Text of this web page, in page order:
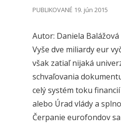
PUBLIKOVANÉ 19. jún 2015
Autor: Daniela Balážová
Vyše dve miliardy eur
však zatiaľ nijaká
schvaľovania
celý systém toku
alebo Úrad vlády a
Čerpanie eurofondov